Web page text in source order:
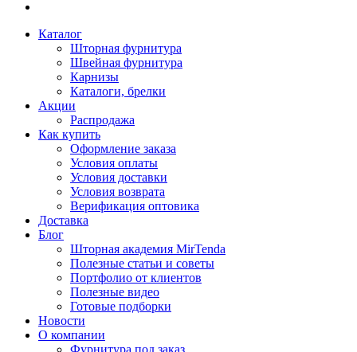
Каталог
Шторная фурнитура
Швейная фурнитура
Карнизы
Каталоги, брелки
Акции
Распродажа
Как купить
Оформление заказа
Условия оплаты
Условия доставки
Условия возврата
Верификация оптовика
Доставка
Блог
Шторная академия MirTenda
Полезные статьи и советы
Портфолио от клиентов
Полезные видео
Готовые подборки
Новости
О компании
Фурнитура под заказ